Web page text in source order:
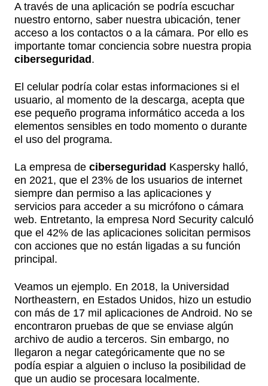
A través de una aplicación se podría escuchar
nuestro entorno, saber nuestra ubicación, tener
acceso a los contactos o a la cámara. Por ello es
importante tomar conciencia sobre nuestra propia
ciberseguridad .
El celular podría colar estas informaciones si el
usuario, al momento de la descarga, acepta que
ese pequeño programa informático acceda a los
elementos sensibles en todo momento o durante
el uso del programa.
La empresa de ciberseguridad Kaspersky halló,
en 2021, que el 23% de los usuarios de internet
siempre dan permiso a las aplicaciones y
servicios para acceder a su micrófono o cámara
web. Entretanto, la empresa Nord Security calculó
que el 42% de las aplicaciones solicitan permisos
con acciones que no están ligadas a su función
principal.
Veamos un ejemplo. En 2018, la Universidad
Northeastern, en Estados Unidos, hizo un estudio
con más de 17 mil aplicaciones de Android. No se
encontraron pruebas de que se enviase algún
archivo de audio a terceros. Sin embargo, no
llegaron a negar categóricamente que no se
podía espiar a alguien o incluso la posibilidad de
que un audio se procesara localmente.